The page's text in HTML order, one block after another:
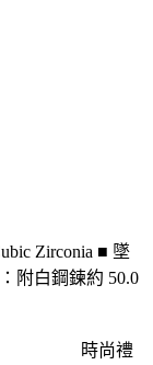
■ 墜
附白鋼鍊約 50.0
時尚禮